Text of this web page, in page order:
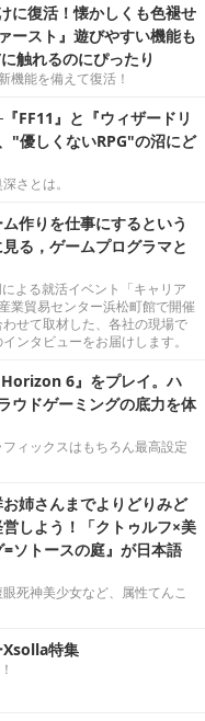
に復活！懐かしくも色褪せ
ースト』遊びやすい機能も
触れるのにぴったり
機能を備えて復活！
FF11』と『ウィザードリ
"優しくないRPG"の沼にど
さとは。
作りを仕事にするという
る，ゲームプログラマと
よる就活イベント「キャリア
業貿易センター浜松町館で開催
せて取材した、各社の現場で
ンタビューをお届けします。
6』をプレイ。ハ
ウドゲーミングの底力を体
ィックスはもちろん最高設定
姉さんまでよりどりみど
しよう！「クトゥルフ×美
ソトースの庭』が日本語
死神美少女など、属性てんこ
Xsolla特集